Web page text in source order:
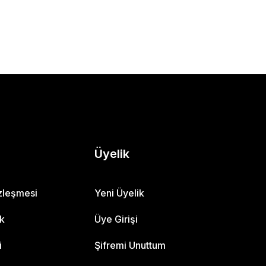
Üyelik
Yeni Üyelik
Üye Girişi
Şifremi Unuttum